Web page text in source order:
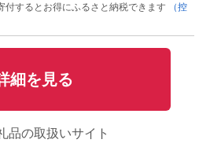
するとお得にふるさと納税できます
（控
細を見る
品の取扱いサイト